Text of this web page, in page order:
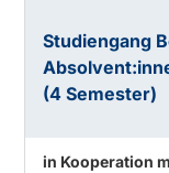
Studiengang
(4 Semester)
in Kooperation